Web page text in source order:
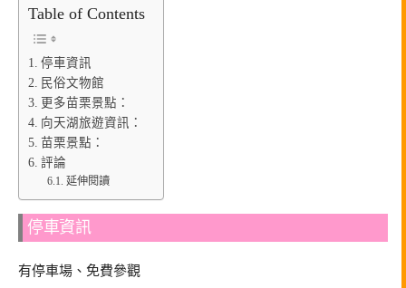
Table of Contents
停車資訊
民俗文物館
更多苗栗景點：
向天湖旅遊資訊：
苗栗景點：
評論
延伸閱讀
停車資訊
有停車場、免費參觀